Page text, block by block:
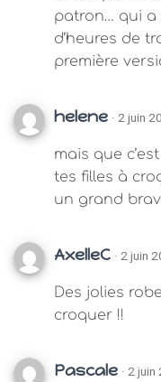
patron… qui a
d’heures de
première
helene · 2 juin
mais que
tes filles à
un grand
AxelleC · 2 juin
Des jolies
croquer !!
Pascale · 2